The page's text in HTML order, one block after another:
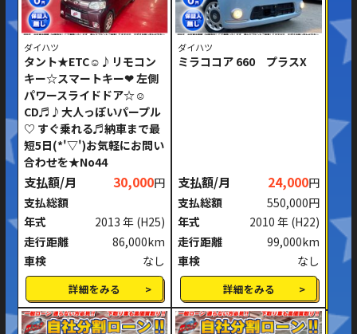
ダイハツ
タント★ETC☺♪リモコン
キー☆スマートキー❤ 左側
パワースライドドア☆☺
CD♬♪大人っぽいパープル
♡ すぐ乗れる♬納車まで最
短5日(*'▽')お気軽にお問い
合わせを★No44
支払額/月 30,000円
支払総額
年式
2013 年 (H25)
走行距離
86,000km
車検
なし
詳細をみる
ダイハツ
ミラココア 660 プラスX
支払額/月 24,000円
支払総額
550,000円
年式
2010 年 (H22)
走行距離
99,000km
車検
なし
詳細をみる